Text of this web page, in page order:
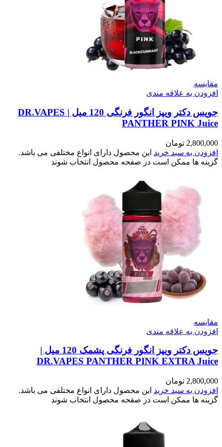
مقایسه
افزودن به علاقه مندی
جویس دکتر ویپز انگور فرنگی 120 میل | DR.VAPES
PANTHER PINK Juice
2,800,000 تومان
افزودن به سبد خرید این محصول دارای انواع مختلفی می باشد.
گزینه ها ممکن است در صفحه محصول انتخاب شوند
مقایسه
افزودن به علاقه مندی
جویس دکتر ویپز انگور فرنگی پشمک 120 میل |
DR.VAPES PANTHER PINK EXTRA Juice
2,800,000 تومان
افزودن به سبد خرید این محصول دارای انواع مختلفی می باشد.
گزینه ها ممکن است در صفحه محصول انتخاب شوند